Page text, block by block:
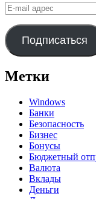
E-
mail
адрес
Подписаться
Метки
Windows
Банки
Безопасность
Бизнес
Бонусы
Бюджетный
Валюта
Вклады
Деньги